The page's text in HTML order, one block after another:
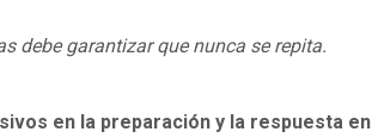
debe garantizar que nunca se repita.
en la preparación y la respuesta en